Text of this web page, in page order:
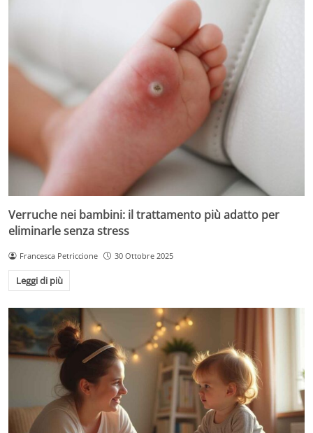
Verruche nei bambini: il trattamento più adatto per
eliminarle senza stress
Francesca Petriccione 30 Ottobre 2025
Leggi di più